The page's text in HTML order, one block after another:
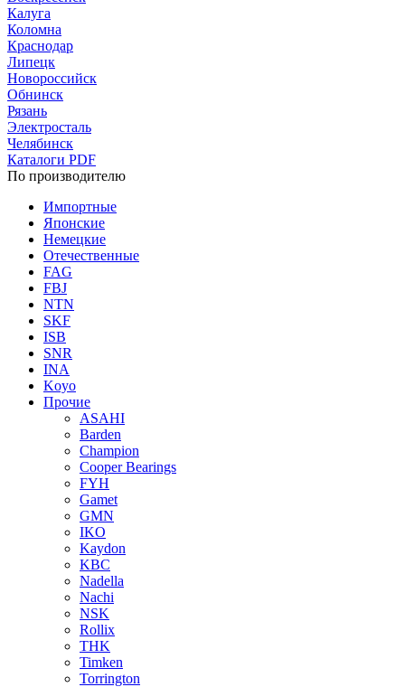
Калуга
Коломна
Краснодар
Липецк
Новороссийск
Обнинск
Рязань
Электросталь
Челябинск
Каталоги PDF
По производителю
Импортные
Японские
Немецкие
Отечественные
FAG
FBJ
NTN
SKF
ISB
SNR
INA
Koyo
Прочие
ASAHI
Barden
Champion
Cooper Bearings
FYH
Gamet
GMN
IKO
Kaydon
KBC
Nadella
Nachi
NSK
Rollix
THK
Timken
Torrington